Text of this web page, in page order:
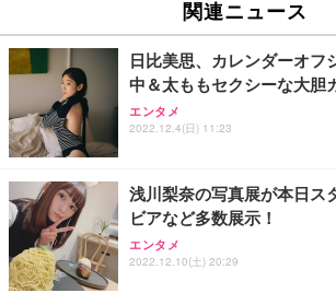
関連ニュース
日比美思、カレンダーオフ
中＆太ももセクシーな大胆
エンタメ
2022.12.4(日) 11:23
浅川梨奈の写真展が本日ス
ビアなど多数展示！
エンタメ
2022.12.10(土) 20:29